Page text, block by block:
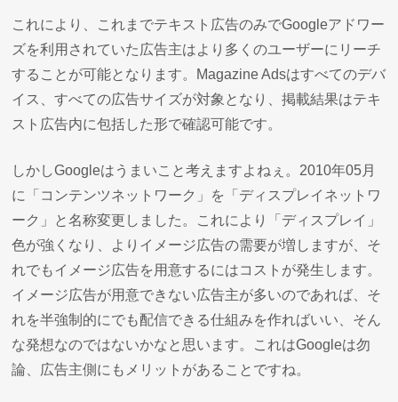
これにより、これまでテキスト広告のみでGoogleアドワー
ズを利用されていた広告主はより多くのユーザーにリーチ
することが可能となります。Magazine Adsはすべてのデバ
イス、すべての広告サイズが対象となり、掲載結果はテキ
スト広告内に包括した形で確認可能です。
しかしGoogleはうまいこと考えますよねぇ。2010年05月
に「コンテンツネットワーク」を「ディスプレイネットワ
ーク」と名称変更しました。これにより「ディスプレイ」
色が強くなり、よりイメージ広告の需要が増しますが、そ
れでもイメージ広告を用意するにはコストが発生します。
イメージ広告が用意できない広告主が多いのであれば、そ
れを半強制的にでも配信できる仕組みを作ればいい、そん
な発想なのではないかなと思います。これはGoogleは勿
論、広告主側にもメリットがあることですね。